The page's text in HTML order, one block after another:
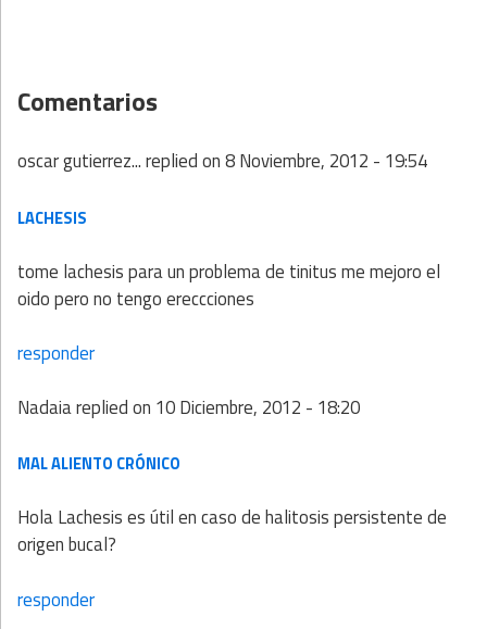
Comentarios
oscar gutierrez...replied on8 Noviembre, 2012 - 19:54
LACHESIS
tome lachesis para un problema de tinitus me mejoro el
oido pero no tengo ereccciones
responder
Nadaiareplied on 10 Diciembre, 2012 - 18:20
MAL ALIENTO CRÓNICO
Hola Lachesis es útil en caso de halitosis persistente de
origen bucal?
responder